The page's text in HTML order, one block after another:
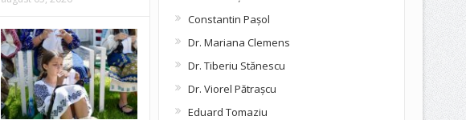
Constantin Pașol
Dr. Mariana Clemens
Dr. Tiberiu Stănescu
Dr. Viorel Pătraşcu
Eduard Tomaziu